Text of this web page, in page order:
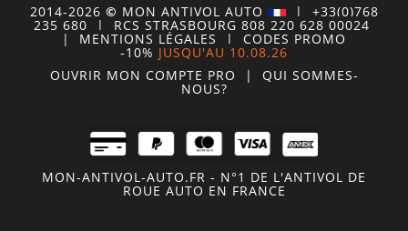
2014-2026 © MON ANTIVOL AUTO | +33(0)768
235 680 | RCS STRASBOURG 808 220 628 00024
| MENTIONS LÉGALES | CODES PROMO
-10% JUSQU'AU 10.08.26
OUVRIR MON COMPTE PRO | QUI SOMMES-
NOUS?
MON-ANTIVOL-AUTO.FR - N°1 DE L'ANTIVOL DE
ROUE AUTO EN FRANCE